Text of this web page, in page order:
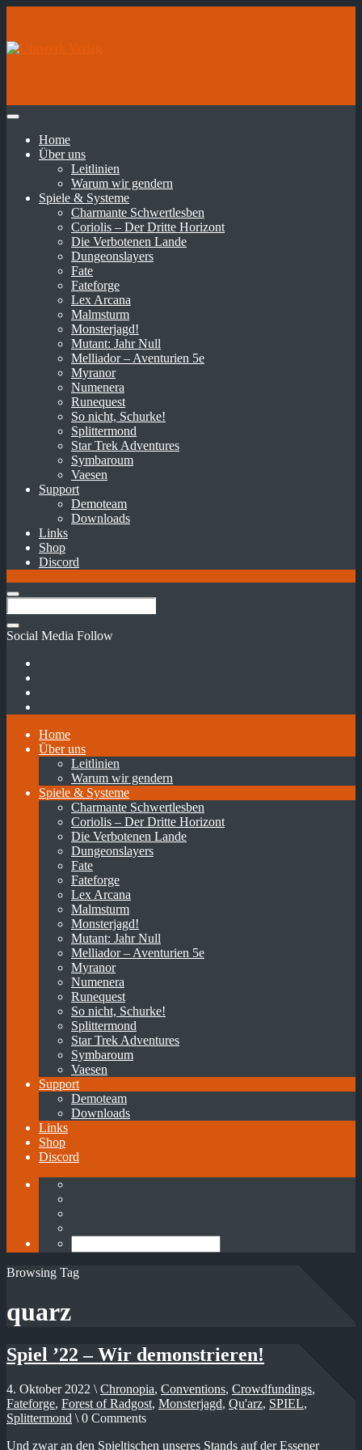
Home
Über uns
Leitlinien
Warum wir gendern
Spiele & Systeme
Charmante Schwertlesben
Coriolis – Der Dritte Horizont
Die Verbotenen Lande
Dungeonslayers
Fate
Fateforge
Lex Arcana
Malmsturm
Monsterjagd!
Mutant: Jahr Null
Melliador – Aventurien 5e
Myranor
Numenera
Runequest
So nicht, Schurke!
Splittermond
Star Trek Adventures
Symbaroum
Vaesen
Support
Demoteam
Downloads
Links
Shop
Discord
Social Media Follow
Home
Über uns
Leitlinien
Warum wir gendern
Spiele & Systeme
Charmante Schwertlesben
Coriolis – Der Dritte Horizont
Die Verbotenen Lande
Dungeonslayers
Fate
Fateforge
Lex Arcana
Malmsturm
Monsterjagd!
Mutant: Jahr Null
Melliador – Aventurien 5e
Myranor
Numenera
Runequest
So nicht, Schurke!
Splittermond
Star Trek Adventures
Symbaroum
Vaesen
Support
Demoteam
Downloads
Links
Shop
Discord
Browsing Tag
quarz
Spiel ’22 – Wir demonstrieren!
4. Oktober 2022 \ Chronopia, Conventions, Crowdfundings,
Fateforge, Forest of Radgost, Monsterjagd, Qu'arz, SPIEL,
Splittermond \ 0 Comments
Und zwar an den Spieltischen unseres Stands auf der Essener